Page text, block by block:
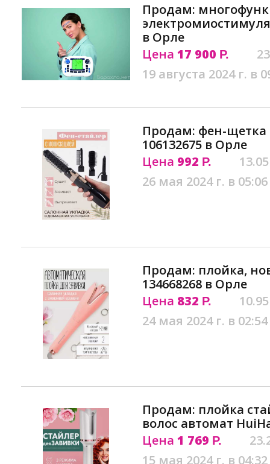
Продам:
в Орле
Цена 17 900 Р.
19 августа 2024 г. в
Продам: фен-щетка
106132675 в Орле
Цена 992 Р.
26 мая 2024 г. в 05:06
Продам: плойка,
134668268 в Орле
Цена 832 Р.
24 мая 2024 г. в 02:54
Продам: плойка
волос автомат
Цена 1 769 Р.
15 мая 2024 г. в 04:32